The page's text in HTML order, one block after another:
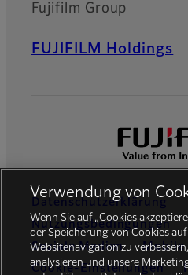
Fujifilm Group
FUJIFILM Holdings
Datenschutzerklärung
Nutzungsbedingungen
Soziale Medien
Mobile
Cookie-Einstellungen
Verwendung von
Wenn Sie auf „Cookies
der Speicherung von Cookies
Websitenavigation zu
analysieren und unsere